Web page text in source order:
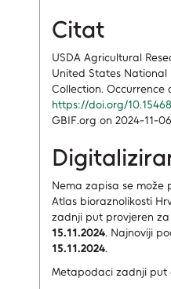
Citat
USDA Agricultural
United States National
Collection. Occurrence
https://doi.org/
GBIF.org on 2024-11-
Nema zapisa se može
Atlas bioraznolikosti
zadnji put provjeren
15.11.2024. Najnoviji
15.11.2024.
Metapodaci zadnji put